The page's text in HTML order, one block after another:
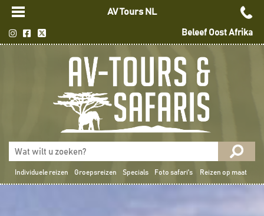
AV Tours NL
Beleef Oost Afrika
Individuele reizen Groepsreizen Specials Foto safari's Reizen op maat